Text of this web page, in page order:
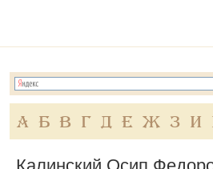
А Б В Г Д Е Ж З И